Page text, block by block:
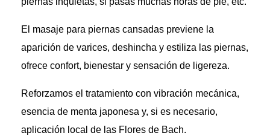
El masaje para piernas cansadas previene la
aparición de varices, deshincha y estiliza las piernas,
ofrece confort, bienestar y sensación de ligereza.
Reforzamos el tratamiento con vibración mecánica,
esencia de menta japonesa y, si es necesario,
aplicación local de las Flores de Bach.